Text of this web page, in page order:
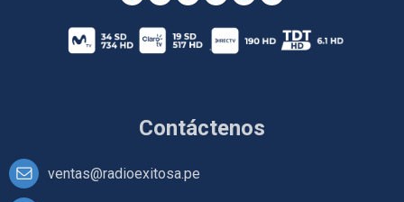
Contáctenos
ventas@radioexitosa.pe